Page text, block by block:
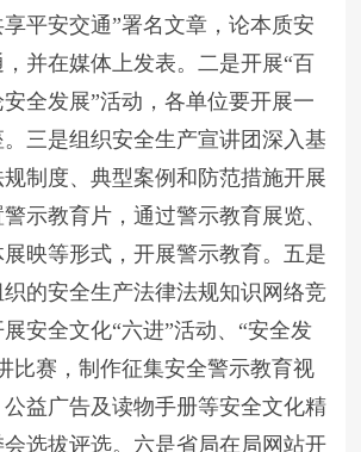
平安交通”署名文章，论本质安
并在媒体上发表。二是开展“百
全发展”活动，各单位要开展一
三是组织安全生产宣讲团深入基
制度、典型案例和防范措施开展
示教育片，通过警示教育展览、
映等形式，开展警示教育。五是
的安全生产法律法规知识网络竞
安全文化“六进”活动、“安全发
比赛，制作征集安全警示教育视
益广告及读物手册等安全文化精
选拔评选。六是省局在局网站开